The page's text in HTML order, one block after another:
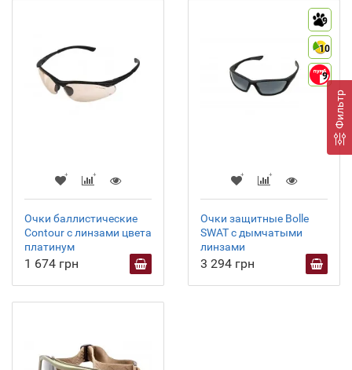
Фильтр
Очки баллистические
Contour с линзами цвета
платинум
1 674 грн
9
10
9
Очки защитные Bolle
SWAT с дымчатыми
линзами
3 294 грн